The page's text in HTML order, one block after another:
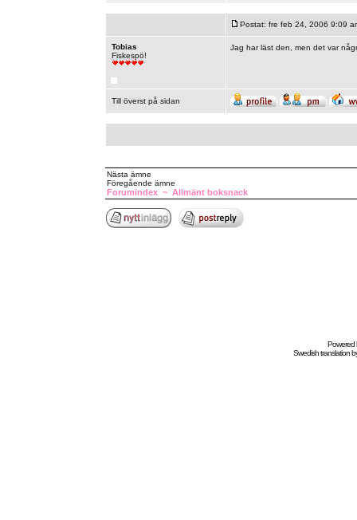
Postat: fre feb 24, 2006 9:09
Tobias
Fiskespö!
Jag har läst den, men det var
Till överst på sidan
Nästa ämne
Föregående ämne
Forumindex~ Allmänt boksnack
Powered
Swedishtranslation